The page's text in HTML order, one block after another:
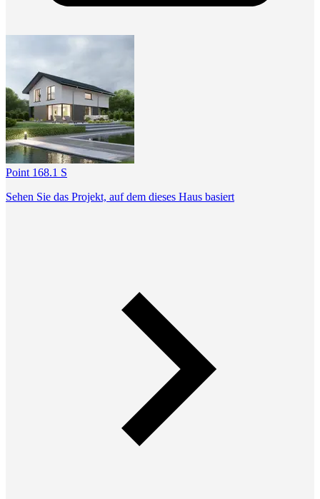
Point 168.1 S
Sehen Sie das Projekt, auf dem dieses Haus basiert